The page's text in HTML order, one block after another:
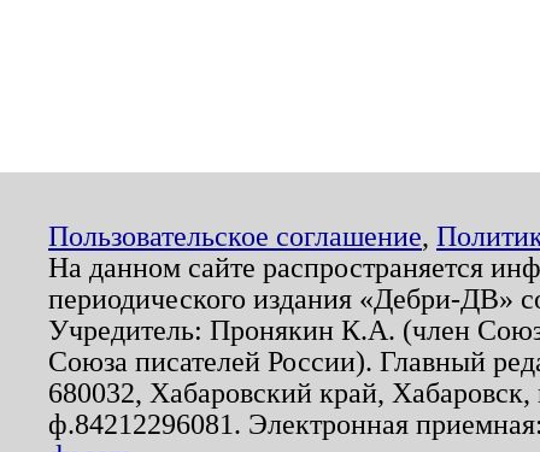
Пользовательское соглашение,
На данном сайте распространяется
периодического издания «Дебри-ДВ»
Учредитель: Пронякин К.А. (член
Союза писателей России). Главный
680032, Хабаровский край,
ф.84212296081. Электронная